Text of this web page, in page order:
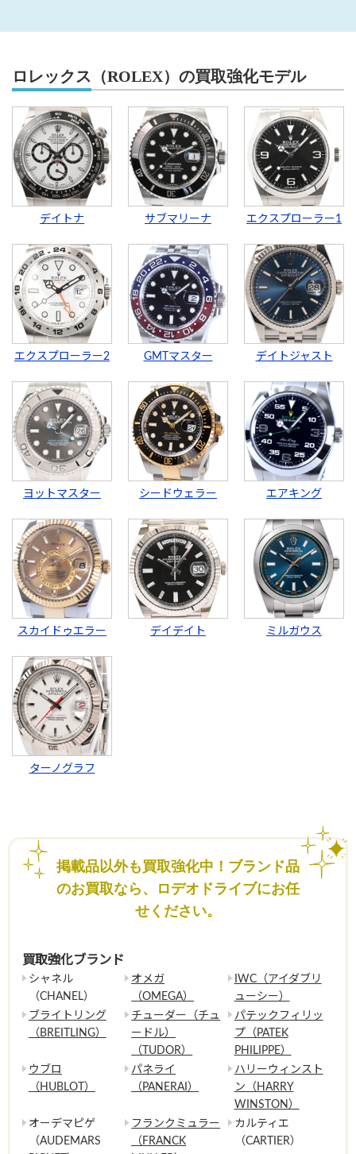
ロレックス（ROLEX）の買取強化モデル
デイトナ サブマリーナ エクスプローラー1
エクスプローラー2 GMTマスター デイトジャスト
ヨットマスター シードウェラー エアキング
スカイドゥエラー デイデイト ミルガウス
ターノグラフ
掲載品以外も買取強化中！ブランド品
のお買取なら、ロデオドライブにお任
せください。
買取強化ブランド
シャネル
（CHANEL）
オメガ
（OMEGA）
IWC（アイダブリ
ューシー）
ブライトリング
（BREITLING）
チューダー（チュ
ードル）
（TUDOR）
パテックフィリッ
プ（PATEK
PHILIPPE）
ウブロ
（HUBLOT）
パネライ
（PANERAI）
ハリーウィンスト
ン（HARRY
WINSTON）
オーデマピゲ
（AUDEMARS
フランクミュラー
（FRANCK
カルティエ
（CARTIER）